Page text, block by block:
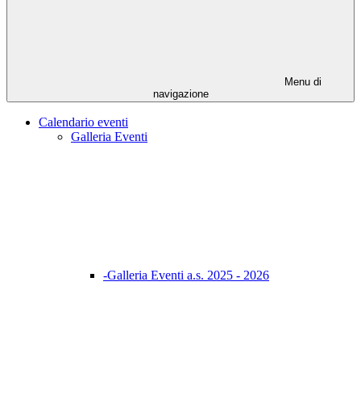
Menu di
navigazione
Calendario eventi
Galleria Eventi
-Galleria Eventi a.s. 2025 - 2026